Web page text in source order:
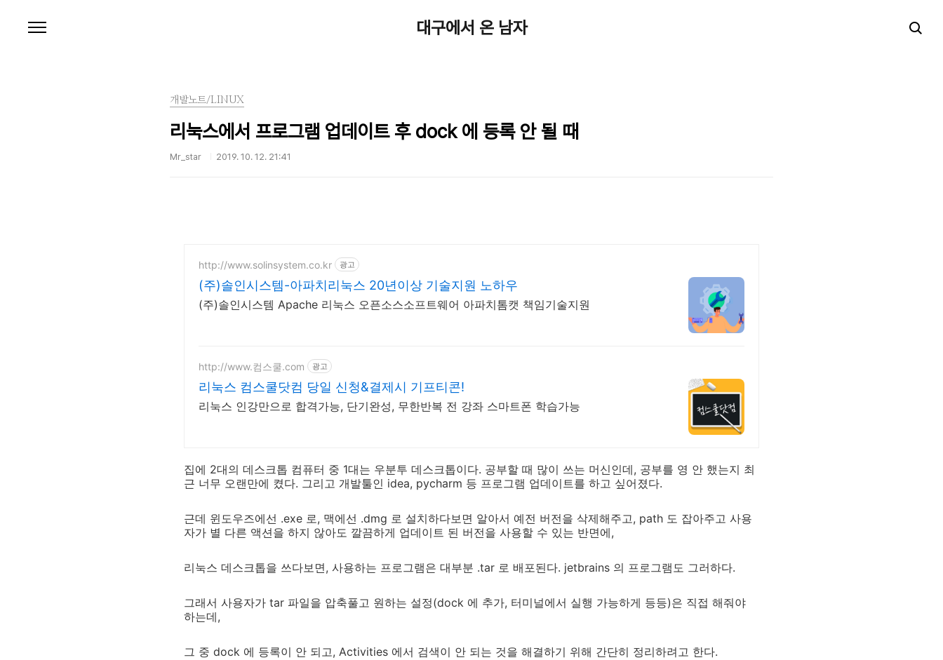
대구에서 온 남자
개발노트/LINUX
리눅스에서 프로그램 업데이트 후 dock 에 등록 안 될 때
Mr_star 2019. 10. 12. 21:41
http://www.solinsystem.co.kr 광고
(주)솔인시스템-아파치리눅스 20년이상 기술지원 노하우
(주)솔인시스템 Apache 리눅스 오픈소스소프트웨어 아파치톰캣 책임기술지원
http://www.컴스쿨.com 광고
리눅스 컴스쿨닷컴 당일 신청&결제시 기프티콘!
리눅스 인강만으로 합격가능, 단기완성, 무한반복 전 강좌 스마트폰 학습가능
집에 2대의 데스크톱 컴퓨터 중 1대는 우분투 데스크톱이다. 공부할 때 많이 쓰는 머신인데, 공부를 영 안 했는지 최
근 너무 오랜만에 켰다. 그리고 개발툴인 idea, pycharm 등 프로그램 업데이트를 하고 싶어졌다.
근데 윈도우즈에선 .exe 로, 맥에선 .dmg 로 설치하다보면 알아서 예전 버전을 삭제해주고, path 도 잡아주고 사용
자가 별 다른 액션을 하지 않아도 깔끔하게 업데이트 된 버전을 사용할 수 있는 반면에,
리눅스 데스크톱을 쓰다보면, 사용하는 프로그램은 대부분 .tar 로 배포된다. jetbrains 의 프로그램도 그러하다.
그래서 사용자가 tar 파일을 압축풀고 원하는 설정(dock 에 추가, 터미널에서 실행 가능하게 등등)은 직접 해줘야
하는데,
그 중 dock 에 등록이 안 되고, Activities 에서 검색이 안 되는 것을 해결하기 위해 간단히 정리하려고 한다.